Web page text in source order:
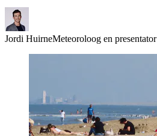
Jordi HuirneMeteoroloog en presentator